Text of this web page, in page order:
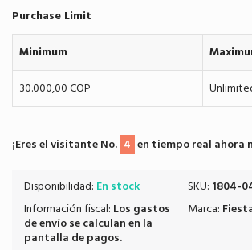
¡Eres el visitante No. 4 en tiempo real ahora
Disponibilidad: En stock
Información fiscal: Los gastos
de envíose calculan en la
pantalla de pagos.
SKU: 1804-
Marca:
Purchase Limit
Minimum
30.000,00 COP